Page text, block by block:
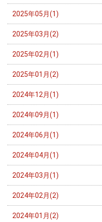
2025年05月(1)
2025年03月(2)
2025年02月(1)
2025年01月(2)
2024年12月(1)
2024年09月(1)
2024年06月(1)
2024年04月(1)
2024年03月(1)
2024年02月(2)
2024年01月(2)